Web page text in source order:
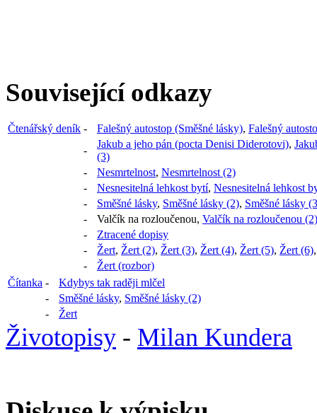
Související odkazy
Čtenářský deník - Falešný autostop (Směšné lásky), Falešný
-
Jakub a jeho pán (pocta Denisi Diderotovi),
(3)
-
Nesmrtelnost, Nesmrtelnost (2)
-
Nesnesitelná lehkost bytí, Nesnesitelná lehkost
-
Směšné lásky, Směšné lásky (2), Směšné lásky
-
Valčík na rozloučenou, Valčík na rozloučenou (2)
-
Ztracené dopisy
-
Žert, Žert (2), Žert (3), Žert (4), Žert (5), Žert (6)
-
Žert (rozbor)
Čítanka -
Kdybys tak raději mlčel
-
Směšné lásky, Směšné lásky (2)
-
Žert
Životopisy - Milan Kundera